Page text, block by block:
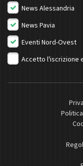
News Alessandria
News Pavia
Eventi Nord-Ovest
Accetto l'iscrizione